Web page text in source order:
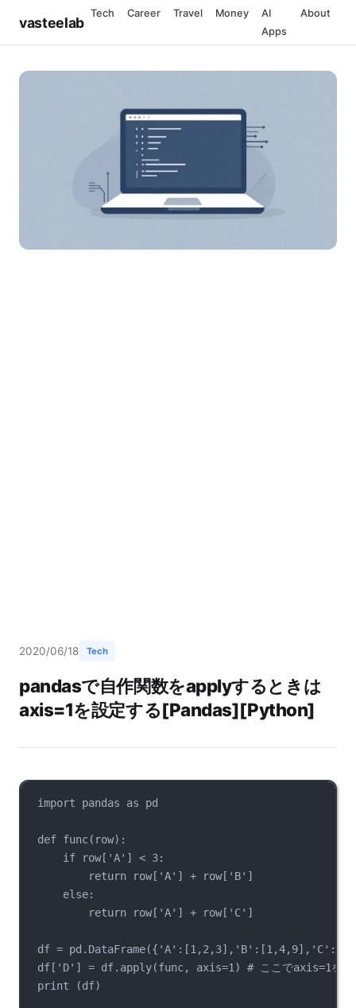
vasteelab
Tech Career Travel Money
AI
Apps
About
2020/06/18 Tech
pandasで自作関数をapplyするときは
axis=1を設定する[Pandas][Python]
import pandas as pd
def func(row):
if row['A'] < 3:
return row['A'] + row['B']
else:
return row['A'] + row['C']
df =
df['D'] = df.apply(func, axis=1) # ここでaxis=1をおく
print (df)